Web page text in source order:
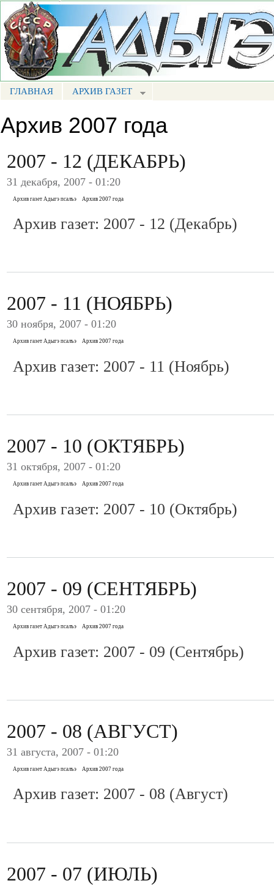
Портал СМИ КБР
МЕНЮ АП
ГЛАВНАЯ АРХИВ ГАЗЕТ
Архив 2007 года
2007 - 12 (ДЕКАБРЬ)
31 декабря, 2007 - 01:20
Архив газет Адыгэ псалъэ Архив 2007 года
Архив газет: 2007 - 12 (Декабрь)
2007 - 11 (НОЯБРЬ)
30 ноября, 2007 - 01:20
Архив газет Адыгэ псалъэ Архив 2007 года
Архив газет: 2007 - 11 (Ноябрь)
2007 - 10 (ОКТЯБРЬ)
31 октября, 2007 - 01:20
Архив газет Адыгэ псалъэ Архив 2007 года
Архив газет: 2007 - 10 (Октябрь)
2007 - 09 (СЕНТЯБРЬ)
30 сентября, 2007 - 01:20
Архив газет Адыгэ псалъэ Архив 2007 года
Архив газет: 2007 - 09 (Сентябрь)
2007 - 08 (АВГУСТ)
31 августа, 2007 - 01:20
Архив газет Адыгэ псалъэ Архив 2007 года
Архив газет: 2007 - 08 (Август)
2007 - 07 (ИЮЛЬ)